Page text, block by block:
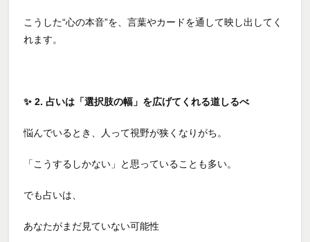
こうした“心の本音”を、言葉やカードを通して映し出してく
れます。
✨ 2. 占いは「選択肢の幅」を広げてくれる道しるべ
悩んでいるとき、人って視野が狭くなりがち。
「こうするしかない」と思っていることも多い。
でも占いは、
あなたがまだ見ていない可能性